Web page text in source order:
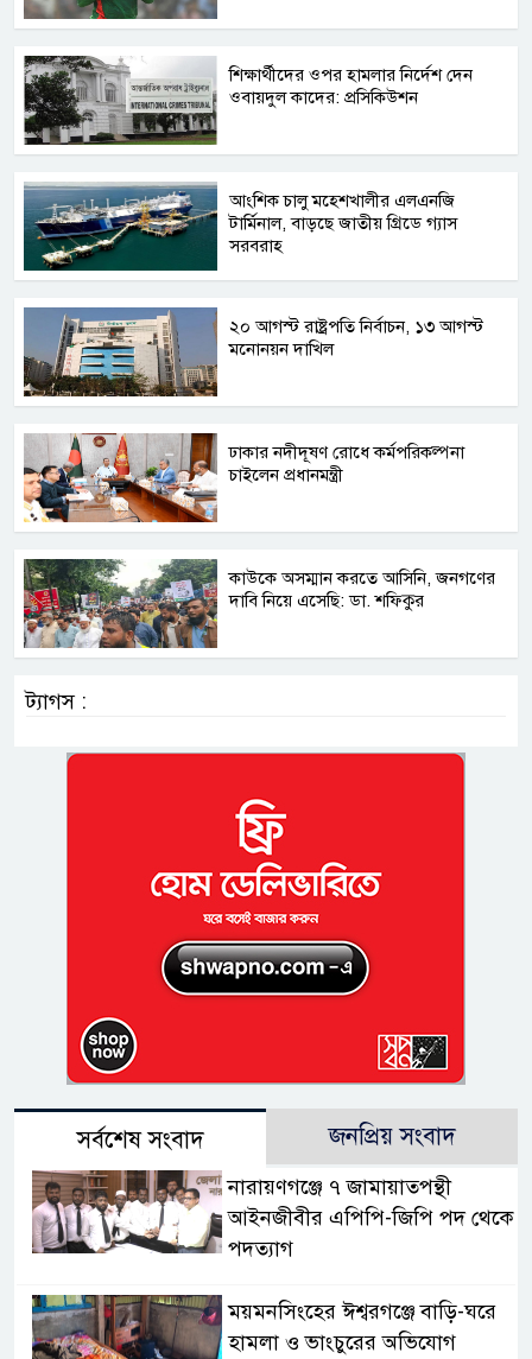
শিক্ষার্থীদের ওপর হামলার নির্দেশ দেন
ওবায়দুল কাদের: প্রসিকিউশন
আংশিক চালু মহেশখালীর এলএনজি
টার্মিনাল, বাড়ছে জাতীয় গ্রিডে গ্যাস
সরবরাহ
২০ আগস্ট রাষ্ট্রপতি নির্বাচন, ১৩ আগস্ট
মনোনয়ন দাখিল
ঢাকার নদীদূষণ রোধে কর্মপরিকল্পনা
চাইলেন প্রধানমন্ত্রী
কাউকে অসম্মান করতে আসিনি, জনগণের
দাবি নিয়ে এসেছি: ডা. শফিকুর
ট্যাগস :
সর্বশেষ সংবাদ জনপ্রিয় সংবাদ
নারায়ণগঞ্জে ৭ জামায়াতপন্থী
আইনজীবীর এপিপি-জিপি পদ থেকে
পদত্যাগ
ময়মনসিংহের ঈশ্বরগঞ্জে বাড়ি-ঘরে
হামলা ও ভাংচুরের অভিযোগ